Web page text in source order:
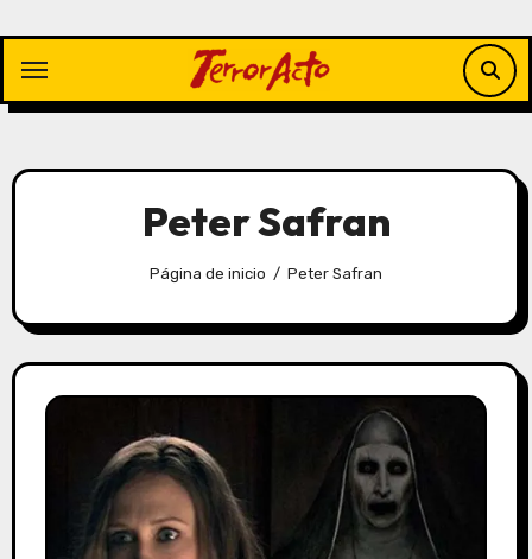
contenido
Peter Safran
Página de inicio Peter Safran